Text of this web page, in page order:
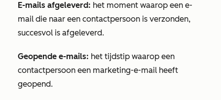
E-mails afgeleverd: het moment waarop een e-
mail die naar een contactpersoon is verzonden,
succesvol is afgeleverd.
Geopende e-mails: het tijdstip waarop een
contactpersoon een marketing-e-mail heeft
geopend.